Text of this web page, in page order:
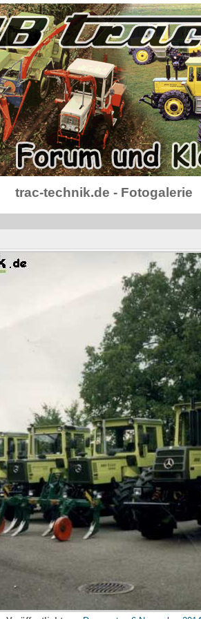
trac-technik.de - Fotogalerie